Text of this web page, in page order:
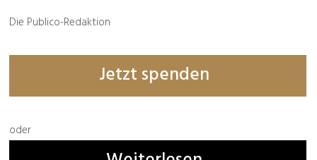
Die Publico-Redaktion
Jetzt spenden
oder